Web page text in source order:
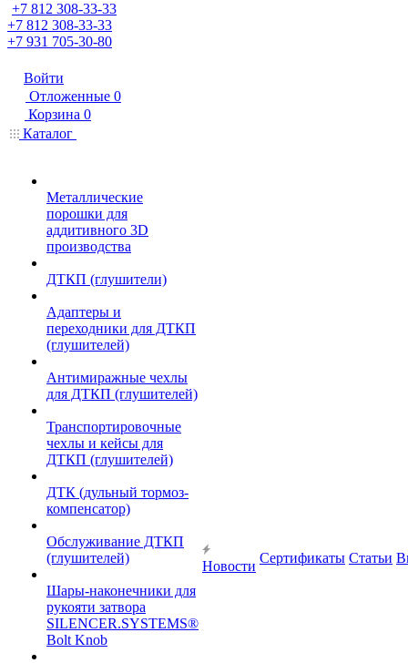
+7 812 308-33-33
+7 812 308-33-33
+7 931 705-30-80
Войти
Отложенные 0
Корзина 0
Каталог
Металлические
порошки для
аддитивного 3D
производства
ДТКП (глушители)
Адаптеры и
переходники для ДТКП
(глушителей)
Антимиражные чехлы
для ДТКП (глушителей)
Транспортировочные
чехлы и кейсы для
ДТКП (глушителей)
ДТК (дульный тормоз-
компенсатор)
Обслуживание ДТКП
(глушителей)
Шары-наконечники для
рукояти затвора
SILENCER.SYSTEMS®
Bolt Knob
Новости
Сертификаты Статьи